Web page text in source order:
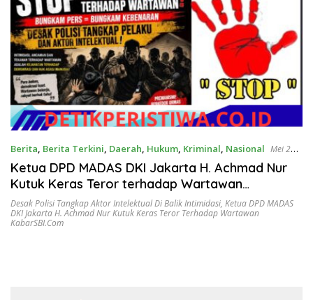
Berita, Berita Terkini, Daerah, Hukum, Kriminal, Nasional Mei 27,
2026
Ketua DPD MADAS DKI Jakarta H. Achmad Nur
Kutuk Keras Teror terhadap Wartawan
KabarSBI.com, Desak Polisi Tangkap Aktor
Intelektual di Balik Intimidasi
Desak Polisi Tangkap Aktor Intelektual Di Balik Intimidasi, Ketua DPD MADAS
DKI Jakarta H. Achmad Nur Kutuk Keras Teror Terhadap Wartawan
KabarSBI.com